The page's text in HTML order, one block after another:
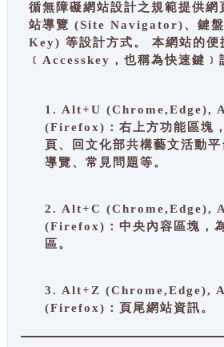
循無障礙網站設計之規範提供
站導覽 (Site Navigator)、鍵
Key) 等設計方式。 本網站的便
﹝Accesskey，也稱為快速鍵﹞
1. Alt+U (Chrome,Edge),
(Firefox)：右上方功能區塊
頁、回文化部共構藝文活動
導覽、常見問題等。
2. Alt+C (Chrome,Edge),
(Firefox)：中央內容區塊，
區。
3. Alt+Z (Chrome,Edge),
(Firefox)：頁尾網站資訊。